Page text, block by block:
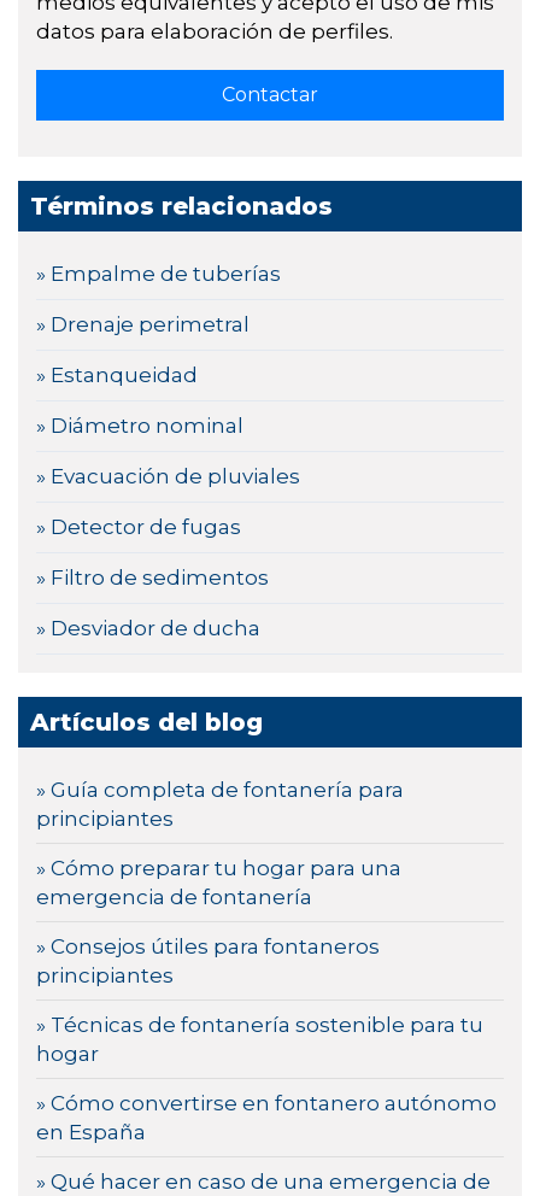
datos para elaboración de perfiles.
Términos relacionados
» Empalme de tuberías
» Drenaje perimetral
» Estanqueidad
» Diámetro nominal
» Evacuación de pluviales
» Detector de fugas
» Filtro de sedimentos
» Desviador de ducha
Artículos del blog
» Guía completa de fontanería para
principiantes
» Cómo preparar tu hogar para una
emergencia de fontanería
» Consejos útiles para fontaneros
principiantes
» Técnicas de fontanería sostenible para tu
hogar
» Cómo convertirse en fontanero autónomo
en España
» Qué hacer en caso de una emergencia de